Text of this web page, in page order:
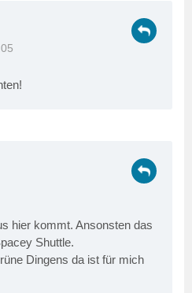
hier kommt. Ansonsten das
Shuttle.
Dingens da ist für mich